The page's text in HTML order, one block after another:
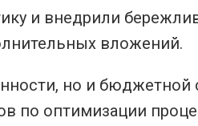
и внедрили
вложений.
но и бюджетной
по оптимизации